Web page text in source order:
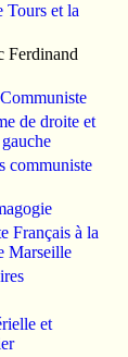
Tours et la
Ferdinand
de droite et
communiste
Français à la
Marseille
et